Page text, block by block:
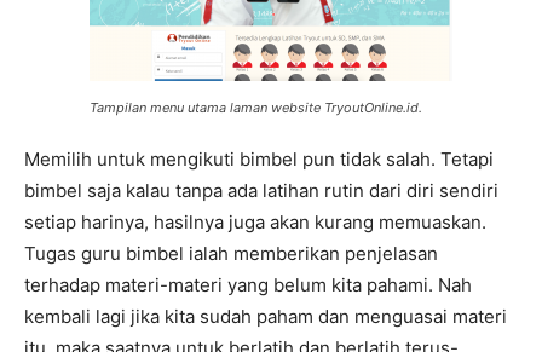
Tampilan menu utama laman website TryoutOnline.id.
Memilih untuk mengikuti bimbel pun tidak salah. Tetapi
bimbel saja kalau tanpa ada latihan rutin dari diri sendiri
setiap harinya, hasilnya juga akan kurang memuaskan.
Tugas guru bimbel ialah memberikan penjelasan
terhadap materi-materi yang belum kita pahami. Nah
kembali lagi jika kita sudah paham dan menguasai materi